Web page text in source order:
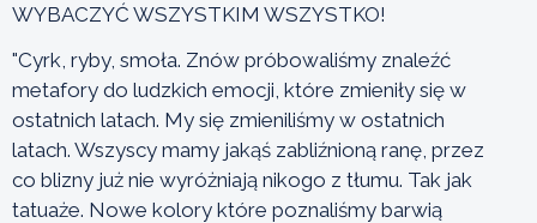
WYBACZYĆ WSZYSTKIM WSZYSTKO!
"Cyrk, ryby, smoła. Znów próbowaliśmy znaleźć
metafory do ludzkich emocji, które zmieniły się w
ostatnich latach. My się zmieniliśmy w ostatnich
latach. Wszyscy mamy jakąś zabliźnioną ranę, przez
co blizny już nie wyróżniają nikogo z tłumu. Tak jak
tatuaże. Nowe kolory które poznaliśmy barwią